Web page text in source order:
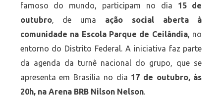
famoso do mundo, participam no dia 15 de
outubro, de uma ação social aberta à
comunidade na Escola Parque de Ceilândia, no
entorno do Distrito Federal. A iniciativa faz parte
da agenda da turnê nacional do grupo, que se
apresenta em Brasília no dia 17 de outubro, às
20h, na Arena BRB Nilson Nelson.